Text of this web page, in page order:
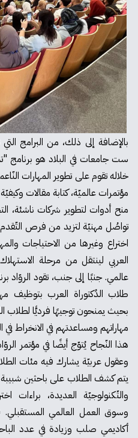
بالإضافة إلى ذلك، من البرامج
ست جامعات في البلاد هو برنامج
خلاله تقوم على تطوير المهارات
مؤتمرات عالميّة، كتابة مقالات
منح أدوات لتطوير شركات ناشئة،
تواصُل مهنيّة لتزيد من فرص التّقدم
اختراع وغيرها من الاحتياجات
العربي لينتقل من مرحلة
عالمي. جنبًا إلى جنب، تقود الروّاد
طلاب الدُكتوراة العرب بتوظيف
بحيث يمنحون توجيهًا فرديًّا لطلاب
مهاراتهم ومساعدتهم في الانخراط في
هذا النّجاح يُتوّج أيضًا في مؤتمر
وعقول عربيّة يشارك فيه مئات
يتم كشف الطلاب على باحثين شبيبة
والتّكنولوجيّة العديدة، براءات
وسوق العمل العالمي
أكاديمي صلب وزيادة في عدد